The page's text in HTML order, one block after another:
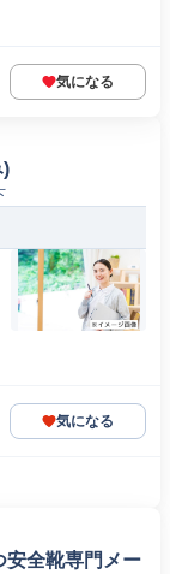
気になる
)
気になる
安全靴専門メー